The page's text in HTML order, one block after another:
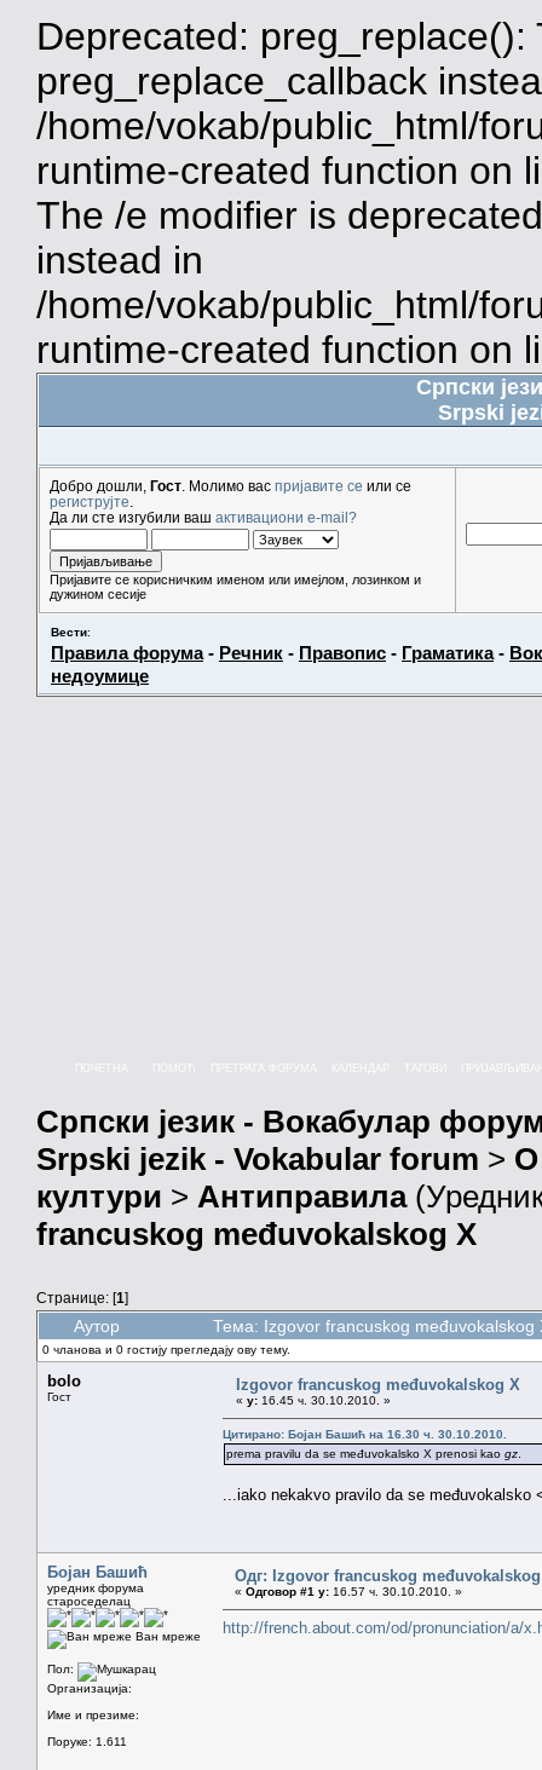
Deprecated:
preg_replace_callback
/home/vokab/public_html/
runtime-created function on
The /e modifier is
instead in
/home/vokab/public_html/
runtime-created function on
Српски
Srpski
Добро дошли, Гост . Молимо вас пријавите се или се
региструјте
Да ли сте изгубили ваш активациони e-mail?
Пријавите се корисничким именом или имејлом, лозинком и
дужином сесије
Вести:
Правила форума- Речник - Правопис - Граматика-
недоумице
КАЛЕНДАР
Српски језик - Вокабулар
Srpski jezik - Vokabular forum > О
култури > Антиправила
francuskog međuvokalskog X
Странице: [1]
Аутор Тема: Izgovor francuskog
0 чланова и 0 гостију прегледају ову тему.
bolo
Гост
Izgovor francuskog međuvokalskog X
« у: 16.45 ч. 30.10.2010. »
Цитирано: Бојан Башић на 16.30 ч. 30.10.2010.
prema pravilu da se međuvokalsko X prenosi kao gz
...iako nekakvo pravilo da se
Бојан Башић
уредник форума
староседелац
Ван мреже
Пол:
Организација:
Име и презиме:
Поруке: 1.611
Одг: Izgovor francuskog
« Одговор #1 у: 16.57 ч. 30.10.2010. »
http://french.about.com/od/pronunciation/a/